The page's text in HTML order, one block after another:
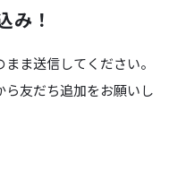
み！
ま送信してください。
友だち追加をお願いし